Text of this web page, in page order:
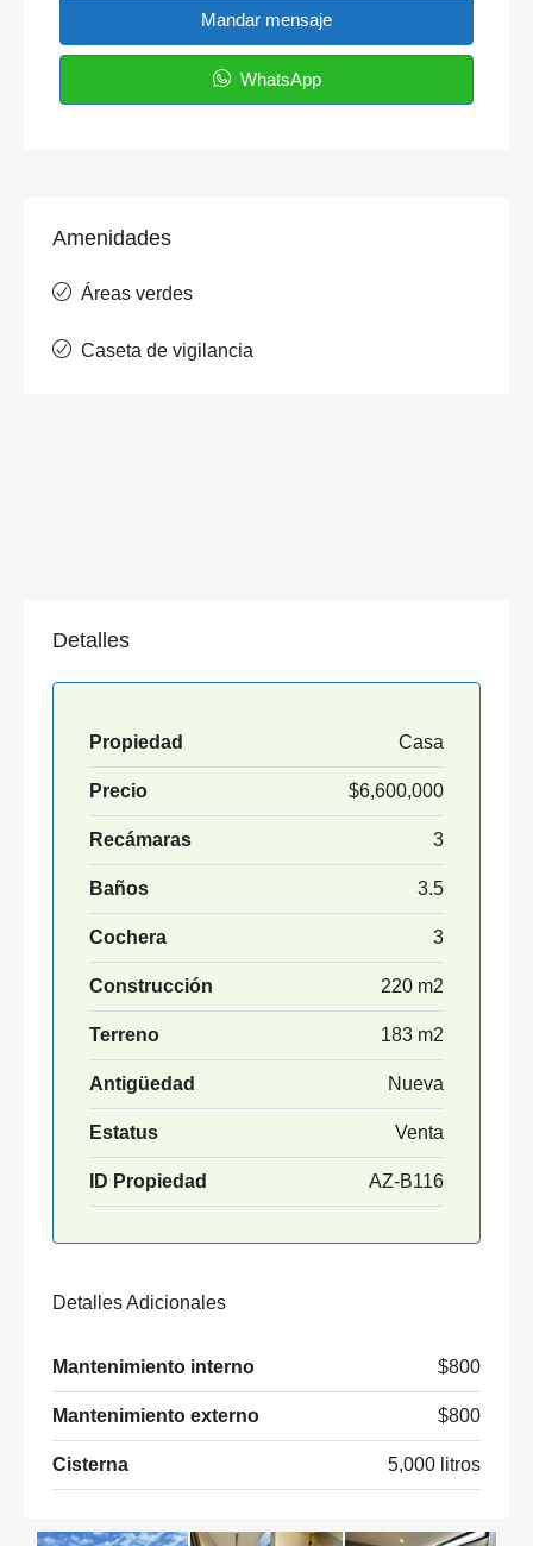
Mandar mensaje
WhatsApp
Amenidades
Áreas verdes
Caseta de vigilancia
Detalles
Propiedad Casa
Precio $6,600,000
Recámaras 3
Baños 3.5
Cochera 3
Construcción 220 m2
Terreno 183 m2
Antigüedad Nueva
Estatus Venta
ID Propiedad AZ-B116
Detalles Adicionales
Mantenimiento interno $800
Mantenimiento externo $800
Cisterna 5,000 litros